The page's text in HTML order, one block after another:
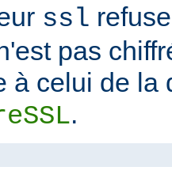
ssl
pas
à celui de la
.